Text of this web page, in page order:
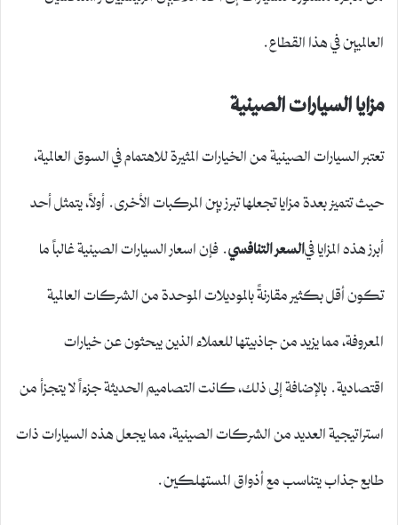
العالميين في هذا القطاع.
مزايا السيارات الصينية
تعتبر السيارات الصينية من الخيارات المثيرة للاهتمام في السوق العالمية،
حيث تتميز بعدة مزايا تجعلها تبرز بين المركبات الأخرى. أولاً، يتمثل أحد
أبرز هذه المزايا فيالسعر التنافسي. فإن اسعار السيارات الصينية غالباً ما
تكون أقل بكثير مقارنةً بالموديلات الموحدة من الشركات العالمية
المعروفة، مما يزيد من جاذبيتها للعملاء الذين يبحثون عن خيارات
اقتصادية. بالإضافة إلى ذلك، كانت التصاميم الحديثة جزءاً لا يتجزأ من
استراتيجية العديد من الشركات الصينية، مما يجعل هذه السيارات ذات
طابع جذاب يتناسب مع أذواق المستهلكين.